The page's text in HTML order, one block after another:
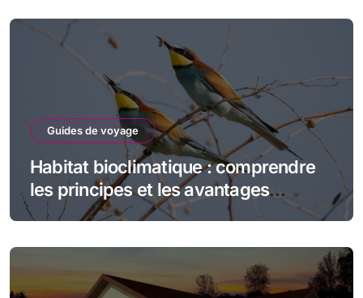
Guides de voyage
Habitat bioclimatique : comprendre
les principes et les avantages
écologiques